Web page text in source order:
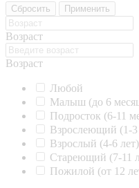
Сбросить Применить
Возраст
Возраст
Любой
Малыш (до 6
Подросток (6-11
Взрослеющий (1-3
Взрослый (4-6 лет)
Стареющий (7-11
Пожилой (от 12